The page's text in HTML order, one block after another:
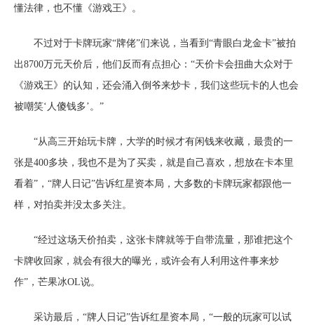
懂法律，也不懂《游戏王》。
不过对于卡牌玩家“牌佬”们来说，当看到“青眼白龙金卡”被拍
出8700万元天价后，他们反而有点担心：“天价卡会扭曲大众对于
《游戏王》的认知，还会涌入倒爷来炒卡，我们这些玩卡的人也会
被嘲笑‘人傻钱多’。”
“从高三开始玩卡牌，大学的时候才有闲钱来收藏，最贵的一
张是400多块，我也不是为了买卖，就是自己喜欢，想放在卡本里
看着”，“牌人日记”告诉红星资本局，大多数的卡牌玩家都跟他一
样，对拍卖并没太多关注。
“经过这场天价拍卖，这张卡牌就等于自带流量，那谁把这个
卡牌收回家，就会有很大的曝光，或许会有人利用这件事来炒
作”，芒果冰OL说。
采访最后，“牌人日记”告诉红星资本局，“一般的玩家可以试